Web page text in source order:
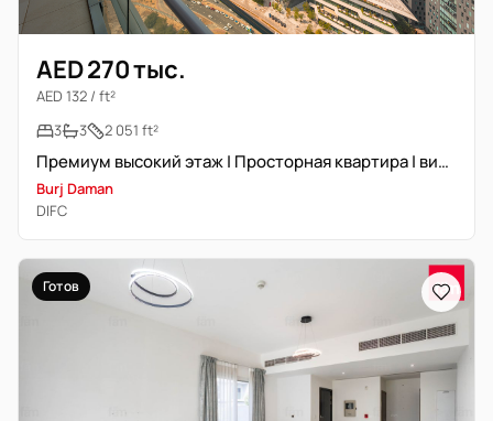
AED 270 тыс.
AED 132 / ft²
3
3 2 051 ft²
Премиум высокий этаж | Просторная квартира | вид на DIFC
Burj Daman
DIFC
Готов